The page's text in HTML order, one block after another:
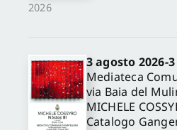
2026
3 agosto 2026-
Mediateca
via Baia del
MICHELE
Catalogo